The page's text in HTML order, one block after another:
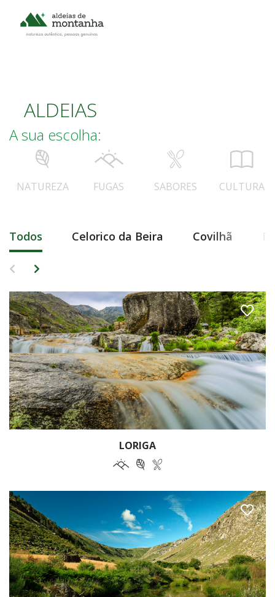
ALDEIAS
A sua escolha:
NATUREZA FUGAS SABORES CULTURA
Todos Celorico da Beira Covilhã
LORIGA